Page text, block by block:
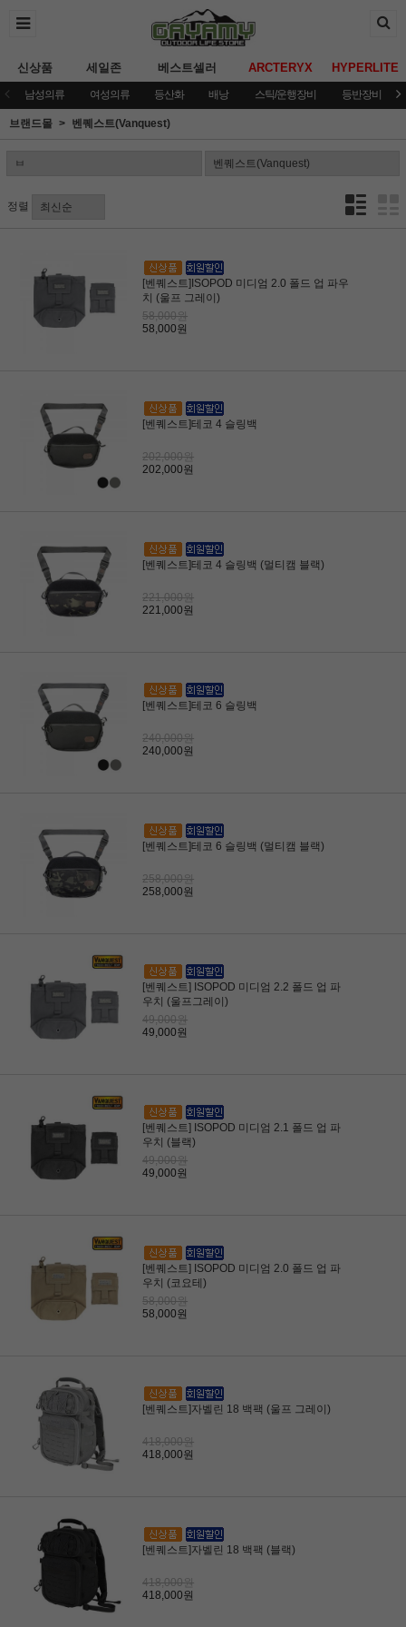
신상품 세일존 베스트셀러 ARCTERYX HYPERLITE
남성의류 여성의류 등산화 배낭 스틱/운행장비 등반장비
브랜드몰 벤퀘스트(Vanquest)
정렬
[벤퀘스트]ISOPOD 미디엄 2.0 폴드 업 파우
치 (울프 그레이)
58,000원
58,000원
[벤퀘스트]테코 4 슬링백
202,000원
202,000원
[벤퀘스트]테코 4 슬링백 (멀티캠 블랙)
221,000원
221,000원
[벤퀘스트]테코 6 슬링백
240,000원
240,000원
[벤퀘스트]테코 6 슬링백 (멀티캠 블랙)
258,000원
258,000원
[벤퀘스트] ISOPOD 미디엄 2.2 폴드 업 파
우치 (울프그레이)
49,000원
49,000원
[벤퀘스트] ISOPOD 미디엄 2.1 폴드 업 파
우치 (블랙)
49,000원
49,000원
[벤퀘스트] ISOPOD 미디엄 2.0 폴드 업 파
우치 (코요테)
58,000원
58,000원
[벤퀘스트]자벨린 18 백팩 (울프 그레이)
418,000원
418,000원
[벤퀘스트]자벨린 18 백팩 (블랙)
418,000원
418,000원